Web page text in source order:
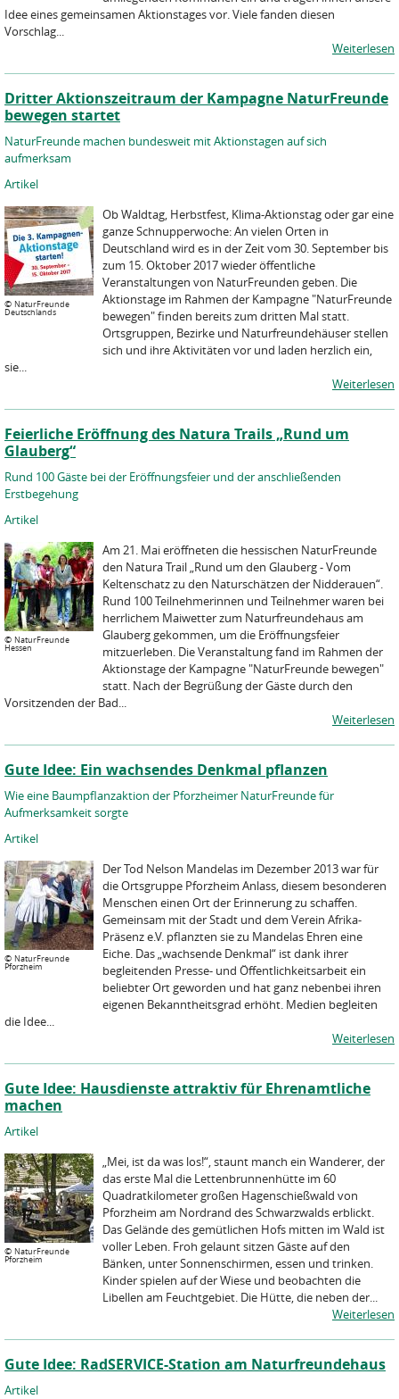
Idee eines gemeinsamen Aktionstages vor. Viele fanden diesen
Vorschlag...
Weiterlesen
Dritter Aktionszeitraum der Kampagne NaturFreunde
bewegen startet
NaturFreunde machen bundesweit mit Aktionstagen auf sich
aufmerksam
Artikel
© NaturFreunde
Deutschlands
Ob Waldtag, Herbstfest, Klima-Aktionstag oder gar eine
ganze Schnupperwoche: An vielen Orten in
Deutschland wird es in der Zeit vom 30. September bis
zum 15. Oktober 2017 wieder öffentliche
Veranstaltungen von NaturFreunden geben. Die
Aktionstage im Rahmen der Kampagne "NaturFreunde
bewegen" finden bereits zum dritten Mal statt.
Ortsgruppen, Bezirke und Naturfreundehäuser stellen
sich und ihre Aktivitäten vor und laden herzlich ein,
sie...
Weiterlesen
Feierliche Eröffnung des Natura Trails „Rund um
Glauberg“
Rund 100 Gäste bei der Eröffnungsfeier und der anschließenden
Erstbegehung
Artikel
© NaturFreunde
Hessen
Am 21. Mai eröffneten die hessischen NaturFreunde
den Natura Trail „Rund um den Glauberg - Vom
Keltenschatz zu den Naturschätzen der Nidderauen“.
Rund 100 Teilnehmerinnen und Teilnehmer waren bei
herrlichem Maiwetter zum Naturfreundehaus am
Glauberg gekommen, um die Eröffnungsfeier
mitzuerleben. Die Veranstaltung fand im Rahmen der
Aktionstage der Kampagne "NaturFreunde bewegen"
statt. Nach der Begrüßung der Gäste durch den
Vorsitzenden der Bad...
Weiterlesen
Gute Idee: Ein wachsendes Denkmal pflanzen
Wie eine Baumpflanzaktion der Pforzheimer NaturFreunde für
Aufmerksamkeit sorgte
Artikel
© NaturFreunde
Pforzheim
Der Tod Nelson Mandelas im Dezember 2013 war für
die Ortsgruppe Pforzheim Anlass, diesem besonderen
Menschen einen Ort der Erinnerung zu schaffen.
Gemeinsam mit der Stadt und dem Verein Afrika-
Präsenz e.V. pflanzten sie zu Mandelas Ehren eine
Eiche. Das „wachsende Denkmal“ ist dank ihrer
begleitenden Presse- und Öffentlichkeitsarbeit ein
beliebter Ort geworden und hat ganz nebenbei ihren
eigenen Bekanntheitsgrad erhöht. Medien begleiten
die Idee...
Weiterlesen
Gute Idee: Hausdienste attraktiv für Ehrenamtliche
machen
Artikel
© NaturFreunde
Pforzheim
„Mei, ist da was los!“, staunt manch ein Wanderer, der
das erste Mal die Lettenbrunnenhütte im 60
Quadratkilometer großen Hagenschießwald von
Pforzheim am Nordrand des Schwarzwalds erblickt.
Das Gelände des gemütlichen Hofs mitten im Wald ist
voller Leben. Froh gelaunt sitzen Gäste auf den
Bänken, unter Sonnenschirmen, essen und trinken.
Kinder spielen auf der Wiese und beobachten die
Libellen am Feuchtgebiet. Die Hütte, die neben der...
Weiterlesen
Gute Idee: RadSERVICE-Station am Naturfreundehaus
Artikel